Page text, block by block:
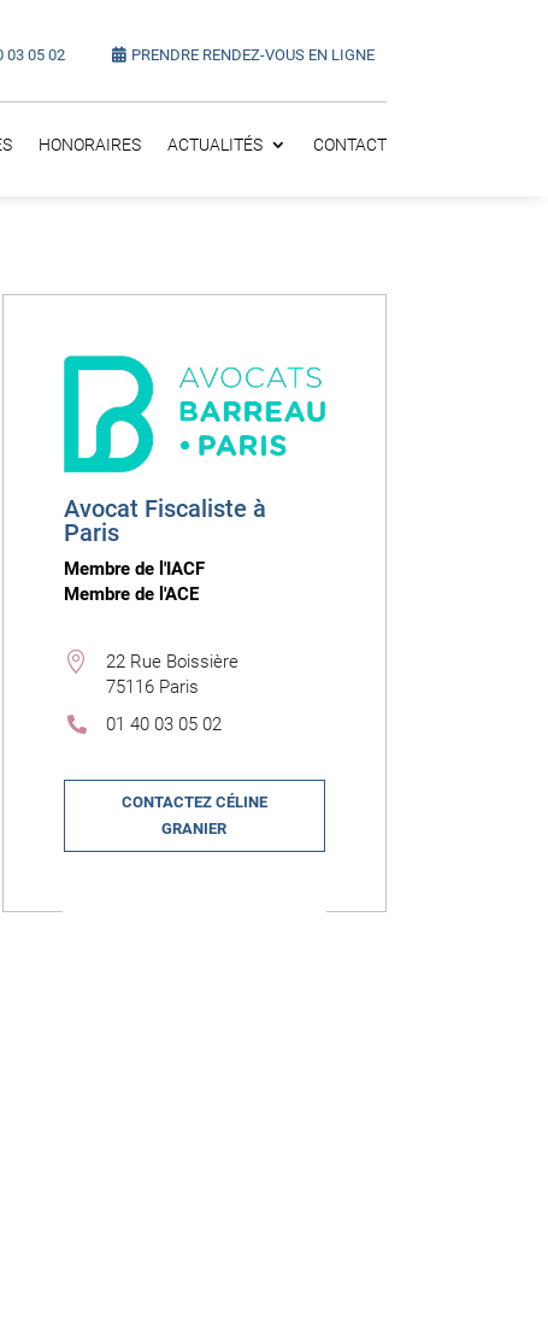
03 05 02 PRENDRE RENDEZ-VOUS EN LIGNE
HONORAIRES ACTUALITÉS CONTACT
Avocat Fiscaliste à
Paris
Membre de l'IACF
Membre de l'ACE

22 Rue Boissière
75116 Paris
 01 40 03 05 02
CONTACTEZ CÉLINE
GRANIER